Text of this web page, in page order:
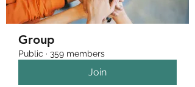
Group
Public · 359 members
Join